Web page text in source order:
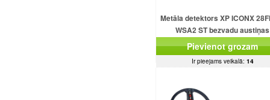
Metāla detektors XP ICONX
WSA2 ST bezvadu austiņas
Pievienot grozam
Ir pieejams veikalā: 14